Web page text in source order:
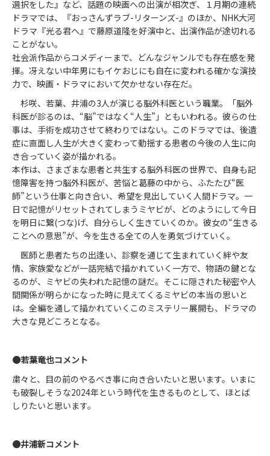
選択をした』など、話題の映画への出演が相次ぎ、１月期の連続
ドラマでは、『おっさんずラブ-リターンズ-』のほか、NHK大河
ドラマ『光る君へ』で藤原道隆を好演中と、出演作品が途切れる
ことがない。
社会派作品からコメディーまで、どんなジャンルでも存在感を発
揮。冴えない中年男にもイケおじにも自在に変われる確かな演技
力で、映画・ドラマにおいて欠かせない存在だ。
杉咲、若葉、井浦の3人が演じる脳外科医という職業。「脳外
科医が診るのは、“脳”ではなく“人生”」ともいわれる。彼らの仕
事は、手術を成功させて終わりではない。このドラマでは、後遺
症に直面し人生が大きく変わって動揺する患者の今後の人生に向
き合っていく姿が描かれる。
本作は、さまざまな患者と共生する脳外科医の世界で、自身も記
憶障害を持つ脳外科医が、苦悩と葛藤の中から、ふたたび“医
師”という仕事と向き合い、希望を見出していく人間ドラマ。一
日で記憶がリセットされてしまうミヤビが、どのようにして今日
を明日に繋(つな)げ、自分らしく生きていくのか。彼女の“生きる
ことへの意思”が、今を生きる全ての人を勇気づけていく。
医師と患者たちの出逢い、診察を通じて生まれていく絆や友
情、家族愛などが一話完結で描かれていく一方で、物語の鍵とな
るのが、ミヤビの失われた記憶の謎だ。そこに隠された秘密や人
間関係が明らかになった時に見えてくるミヤビの本当の思いと
は。全編を通して描かれていくこのミステリー展開も、ドラマの
大きな見どころとなる。
●若葉竜也コメント
粛々と、目の前のやるべき事に向き合いたいと思います。いまに
も破裂しそうな2024年という時代を生きるものとして、ほとば
しりたいと思います。
●井浦新コメント